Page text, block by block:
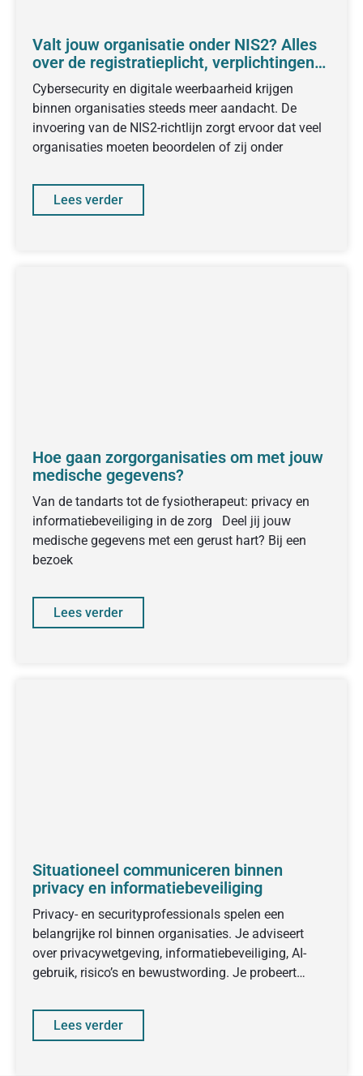
Valt jouw organisatie onder NIS2? Alles
over de registratieplicht, verplichtingen
en voorbereiding
Cybersecurity en digitale weerbaarheid krijgen
binnen organisaties steeds meer aandacht. De
invoering van de NIS2-richtlijn zorgt ervoor dat veel
organisaties moeten beoordelen of zij onder
Lees verder
Hoe gaan zorgorganisaties om met jouw
medische gegevens?
Van de tandarts tot de fysiotherapeut: privacy en
informatiebeveiliging in de zorg Deel jij jouw
medische gegevens met een gerust hart? Bij een
bezoek
Lees verder
Situationeel communiceren binnen
privacy en informatiebeveiliging
Privacy- en securityprofessionals spelen een
belangrijke rol binnen organisaties. Je adviseert
over privacywetgeving, informatiebeveiliging, AI-
gebruik, risico’s en bewustwording. Je probeert
Lees verder